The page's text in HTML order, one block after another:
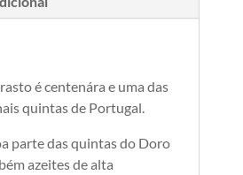
é centenára e uma das
quintas de Portugal.
parte das quintas do Doro
azeites de alta